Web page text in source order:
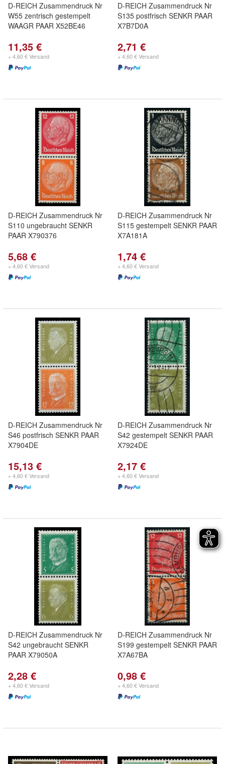
D-REICH Zusammendruck Nr
W55 zentrisch gestempelt
WAAGR PAAR X52BE46
11,35 €
+ 4,60 € Versand
D-REICH Zusammendruck Nr
S135 postfrisch SENKR PAAR
X7B7D0A
2,71 €
+ 4,60 € Versand
D-REICH Zusammendruck Nr
S110 ungebraucht SENKR
PAAR X790376
5,68 €
+ 4,60 € Versand
D-REICH Zusammendruck Nr
S115 gestempelt SENKR PAAR
X7A181A
1,74 €
+ 4,60 € Versand
D-REICH Zusammendruck Nr
S46 postfrisch SENKR PAAR
X7904DE
15,13 €
+ 4,60 € Versand
D-REICH Zusammendruck Nr
S42 gestempelt SENKR PAAR
X7924DE
2,17 €
+ 4,60 € Versand
D-REICH Zusammendruck Nr
S42 ungebraucht SENKR
PAAR X79050A
2,28 €
+ 4,60 € Versand
D-REICH Zusammendruck Nr
S199 gestempelt SENKR PAAR
X7A67BA
0,98 €
+ 4,60 € Versand